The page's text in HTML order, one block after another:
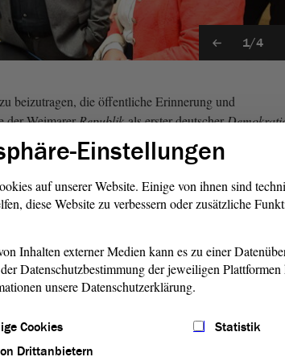
1/4
beizutragen, die öffentliche Erinnerung und
der WeimarerRepublikals erster deutscher
zu öffnen und beschäftigte sich mit zentralen
der WeimarerRepubliksowie der preußischen
oft die jungeDemokratievor Ort erst aufbauten und
Fällen aber auch gegen sie arbeiteten und an ihrer
weitgehend vergessen.
der föderalen Traditionen der Bundesrepublik soll mit
entgegengewirkt werden. Gezeigt
Einstellungen
auf unserer Website. Einige von ihnen sind
diese Website zu verbessern oder zusätzliche
Inhalten externer Medien kann es zu einer
Datenschutzbestimmung der jeweiligen
unsere Datenschutzerklärung.
Cookies
Statistik
Drittanbietern